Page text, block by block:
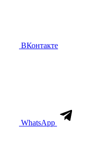
ВКонтакте
WhatsApp